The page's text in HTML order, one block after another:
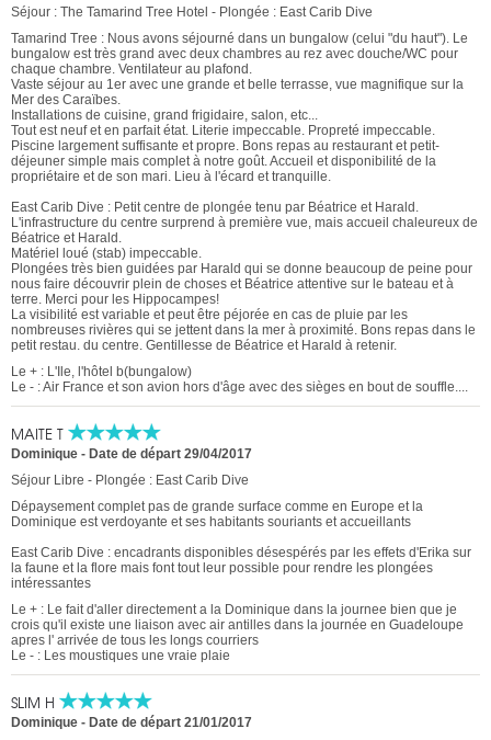
Séjour : The Tamarind Tree Hotel - Plongée : East Carib Dive
Tamarind Tree : Nous avons séjourné dans un bungalow (celui "du haut"). Le
bungalow est très grand avec deux chambres au rez avec douche/WC pour
chaque chambre. Ventilateur au plafond.
Vaste séjour au 1er avec une grande et belle terrasse, vue magnifique sur la
Mer des Caraïbes.
Installations de cuisine, grand frigidaire, salon, etc...
Tout est neuf et en parfait état. Literie impeccable. Propreté impeccable.
Piscine largement suffisante et propre. Bons repas au restaurant et petit-
déjeuner simple mais complet à notre goût. Accueil et disponibilité de la
propriétaire et de son mari. Lieu à l'écard et tranquille.
East Carib Dive : Petit centre de plongée tenu par Béatrice et Harald.
L'infrastructure du centre surprend à première vue, mais accueil chaleureux de
Béatrice et Harald.
Matériel loué (stab) impeccable.
Plongées très bien guidées par Harald qui se donne beaucoup de peine pour
nous faire découvrir plein de choses et Béatrice attentive sur le bateau et à
terre. Merci pour les Hippocampes!
La visibilité est variable et peut être péjorée en cas de pluie par les
nombreuses rivières qui se jettent dans la mer à proximité. Bons repas dans le
petit restau. du centre. Gentillesse de Béatrice et Harald à retenir.
Le + : L'Ile, l'hôtel b(bungalow)
Le - : Air France et son avion hors d'âge avec des sièges en bout de souffle....
MAITE T
Dominique - Date de départ 29/04/2017
Séjour Libre - Plongée : East Carib Dive
Dépaysement complet pas de grande surface comme en Europe et la
Dominique est verdoyante et ses habitants souriants et accueillants
East Carib Dive : encadrants disponibles désespérés par les effets d'Erika sur
la faune et la flore mais font tout leur possible pour rendre les plongées
intéressantes
Le + : Le fait d'aller directement a la Dominique dans la journee bien que je
crois qu'il existe une liaison avec air antilles dans la journée en Guadeloupe
apres l' arrivée de tous les longs courriers
Le - : Les moustiques une vraie plaie
SLIM H
Dominique - Date de départ 21/01/2017